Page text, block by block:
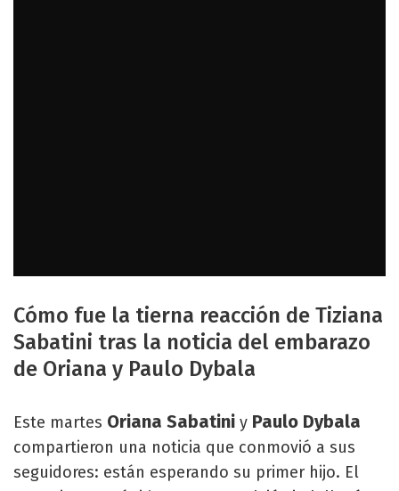
Cómo fue la tierna reacción de Tiziana
Sabatini tras la noticia del embarazo
de Oriana y Paulo Dybala
Este martes Oriana Sabatini y Paulo Dybala
compartieron una noticia que conmovió a sus
seguidores: están esperando su primer hijo. El